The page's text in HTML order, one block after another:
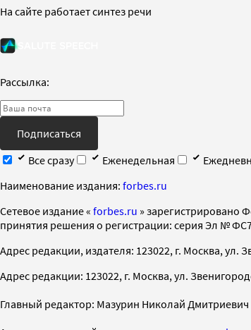
На сайте работает синтез речи
Рассылка:
Подписаться
Все сразу
Еженедельная
Наименование издания: forbes.ru
Cетевое издание « forbes.ru » зарегистрировано
принятия решения о регистрации: серия Эл №
Адрес редакции, издателя: 123022, г. Москва, ул.
Адрес редакции: 123022, г. Москва, ул.
Главный редактор: Мазурин Николай Дмитриевич